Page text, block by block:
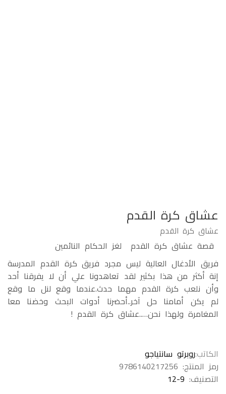
عشاق كرة القدم
عشاق كرة القدم
قصة عشاق كرة القدم لغز الحكام النائمين
فريق الأدغال العالية ليس مجرد فريق كرة القدم المدرسة
إنة أكثر من هذا بكثير لقد تعاهدونا علي أن لا يفرقنا أحد
وأن نلعب كرة القدم مهما حدث.عندما وقع لنل ما وقع
لم يكن أمامنا حل آخر..أحضرنا أدوات البحث وخضنا معا
المغامرة ولهذا نحن…..عشاق كرة القدم !
الكاتبروبرتو سانتياجو
رمز المنتج: 9786140217256
التصنيف: 12-9